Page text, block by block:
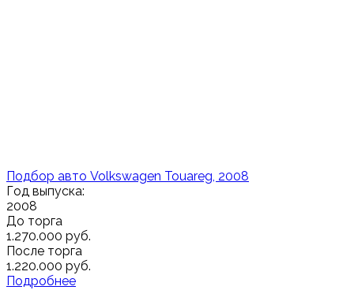
Подбор авто Volkswagen Touareg, 2008
Год выпуска:
2008
До торга
1.270.000 руб.
После торга
1.220.000 руб.
Подробнее